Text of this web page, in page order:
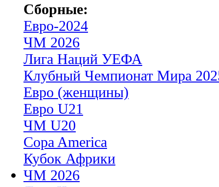
Сборные:
Евро-2024
ЧМ 2026
Лига Наций УЕФА
Клубный Чемпионат Мира
Евро (женщины)
Евро U21
ЧМ U20
Copa America
Кубок Африки
ЧМ 2026